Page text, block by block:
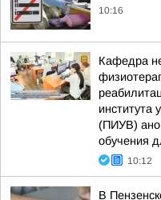
10:16
Кафедра
института
(ПИУВ)
обучения
10:12
В